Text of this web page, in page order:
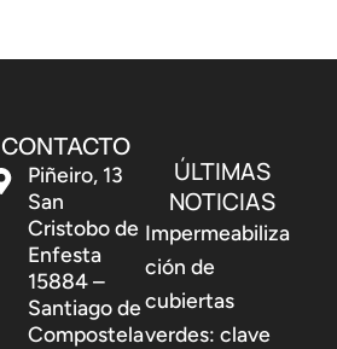
CONTACTO
Piñeiro, 13
San
Cristobo de
Enfesta
15884 –
Santiago de
Compostela
ÚLTIMAS
NOTICIAS
Impermeabiliza
ción de
cubiertas
verdes: clave